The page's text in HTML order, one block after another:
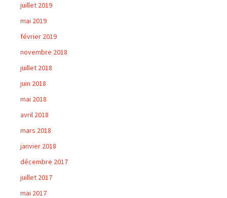
juillet 2019
mai 2019
février 2019
novembre 2018
juillet 2018
juin 2018
mai 2018
avril 2018
mars 2018
janvier 2018
décembre 2017
juillet 2017
mai 2017